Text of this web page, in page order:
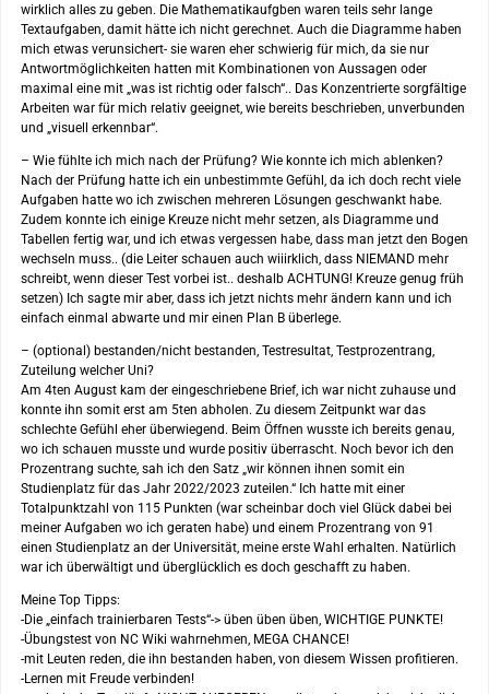
wirklich alles zu geben. Die Mathematikaufgben waren teils sehr lange
Textaufgaben, damit hätte ich nicht gerechnet. Auch die Diagramme haben
mich etwas verunsichert- sie waren eher schwierig für mich, da sie nur
Antwortmöglichkeiten hatten mit Kombinationen von Aussagen oder
maximal eine mit „was ist richtig oder falsch“.. Das Konzentrierte sorgfältige
Arbeiten war für mich relativ geeignet, wie bereits beschrieben, unverbunden
und „visuell erkennbar“.
– Wie fühlte ich mich nach der Prüfung? Wie konnte ich mich ablenken?
Nach der Prüfung hatte ich ein unbestimmte Gefühl, da ich doch recht viele
Aufgaben hatte wo ich zwischen mehreren Lösungen geschwankt habe.
Zudem konnte ich einige Kreuze nicht mehr setzen, als Diagramme und
Tabellen fertig war, und ich etwas vergessen habe, dass man jetzt den Bogen
wechseln muss.. (die Leiter schauen auch wiiirklich, dass NIEMAND mehr
schreibt, wenn dieser Test vorbei ist.. deshalb ACHTUNG! Kreuze genug früh
setzen) Ich sagte mir aber, dass ich jetzt nichts mehr ändern kann und ich
einfach einmal abwarte und mir einen Plan B überlege.
– (optional) bestanden/nicht bestanden, Testresultat, Testprozentrang,
Zuteilung welcher Uni?
Am 4ten August kam der eingeschriebene Brief, ich war nicht zuhause und
konnte ihn somit erst am 5ten abholen. Zu diesem Zeitpunkt war das
schlechte Gefühl eher überwiegend. Beim Öffnen wusste ich bereits genau,
wo ich schauen musste und wurde positiv überrascht. Noch bevor ich den
Prozentrang suchte, sah ich den Satz „wir können ihnen somit ein
Studienplatz für das Jahr 2022/2023 zuteilen.“ Ich hatte mit einer
Totalpunktzahl von 115 Punkten (war scheinbar doch viel Glück dabei bei
meiner Aufgaben wo ich geraten habe) und einem Prozentrang von 91
einen Studienplatz an der Universität, meine erste Wahl erhalten. Natürlich
war ich überwältigt und überglücklich es doch geschafft zu haben.
Meine Top Tipps:
-Die „einfach trainierbaren Tests“-> üben üben üben, WICHTIGE PUNKTE!
-Übungstest von NC Wiki wahrnehmen, MEGA CHANCE!
-mit Leuten reden, die ihn bestanden haben, von diesem Wissen profitieren.
-Lernen mit Freude verbinden!